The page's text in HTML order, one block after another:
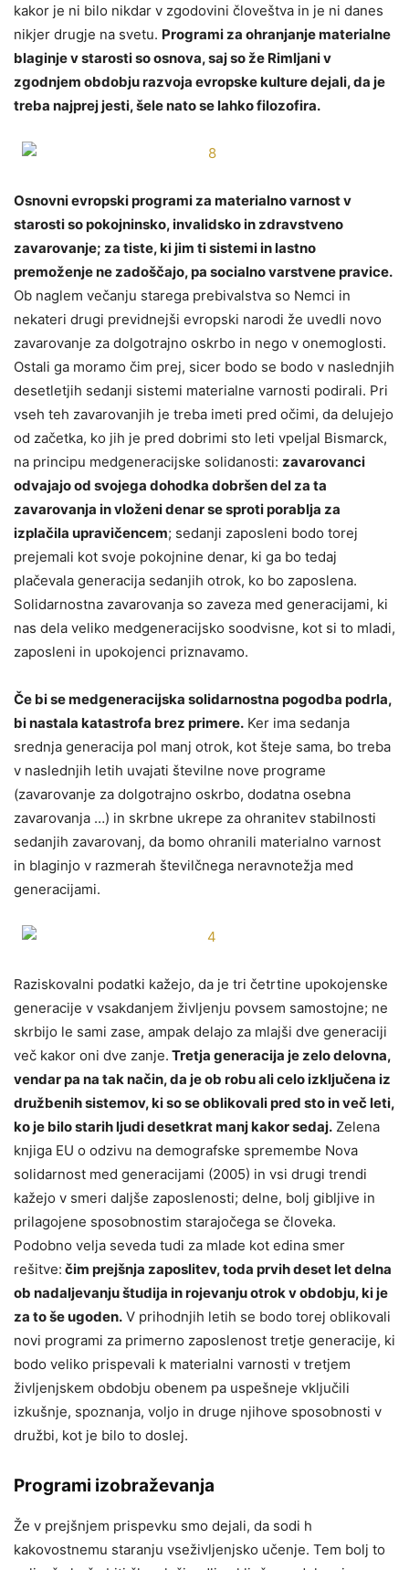
kakor je ni bilo nikdar v zgodovini človeštva in je ni danes
nikjer drugje na svetu. Programi za ohranjanje materialne
blaginje v starosti so osnova, saj so že Rimljani v
zgodnjem obdobju razvoja evropske kulture dejali, da je
treba najprej jesti, šele nato se lahko filozofira.
Osnovni evropski programi za materialno varnost v
starosti so pokojninsko, invalidsko in zdravstveno
zavarovanje; za tiste, ki jim ti sistemi in lastno
premoženje ne zadoščajo, pa socialno varstvene pravice.
Ob naglem večanju starega prebivalstva so Nemci in
nekateri drugi previdnejši evropski narodi že uvedli novo
zavarovanje za dolgotrajno oskrbo in nego v onemoglosti.
Ostali ga moramo čim prej, sicer bodo se bodo v naslednjih
desetletjih sedanji sistemi materialne varnosti podirali. Pri
vseh teh zavarovanjih je treba imeti pred očimi, da delujejo
od začetka, ko jih je pred dobrimi sto leti vpeljal Bismarck,
na principu medgeneracijske solidanosti: zavarovanci
odvajajo od svojega dohodka dobršen del za ta
zavarovanja in vloženi denar se sproti porablja za
izplačila upravičencem; sedanji zaposleni bodo torej
prejemali kot svoje pokojnine denar, ki ga bo tedaj
plačevala generacija sedanjih otrok, ko bo zaposlena.
Solidarnostna zavarovanja so zaveza med generacijami, ki
nas dela veliko medgeneracijsko soodvisne, kot si to mladi,
zaposleni in upokojenci priznavamo.
Če bi se medgeneracijska solidarnostna pogodba podrla,
bi nastala katastrofa brez primere. Ker ima sedanja
srednja generacija pol manj otrok, kot šteje sama, bo treba
v naslednjih letih uvajati številne nove programe
(zavarovanje za dolgotrajno oskrbo, dodatna osebna
zavarovanja …) in skrbne ukrepe za ohranitev stabilnosti
sedanjih zavarovanj, da bomo ohranili materialno varnost
in blaginjo v razmerah številčnega neravnotežja med
generacijami.
Raziskovalni podatki kažejo, da je tri četrtine upokojenske
generacije v vsakdanjem življenju povsem samostojne; ne
skrbijo le sami zase, ampak delajo za mlajši dve generaciji
več kakor oni dve zanje. Tretja generacija je zelo delovna,
vendar pa na tak način, da je ob robu ali celo izključena iz
družbenih sistemov, ki so se oblikovali pred sto in več leti,
ko je bilo starih ljudi desetkrat manj kakor sedaj. Zelena
knjiga EU o odzivu na demografske spremembe Nova
solidarnost med generacijami (2005) in vsi drugi trendi
kažejo v smeri daljše zaposlenosti; delne, bolj gibljive in
prilagojene sposobnostim starajočega se človeka.
Podobno velja seveda tudi za mlade kot edina smer
rešitve: čim prejšnja zaposlitev, toda prvih deset let delna
ob nadaljevanju študija in rojevanju otrok v obdobju, ki je
za to še ugoden. V prihodnjih letih se bodo torej oblikovali
novi programi za primerno zaposlenost tretje generacije, ki
bodo veliko prispevali k materialni varnosti v tretjem
življenjskem obdobju obenem pa uspešneje vključili
izkušnje, spoznanja, voljo in druge njihove sposobnosti v
družbi, kot je bilo to doslej.
Programi izobraževanja
Že v prejšnjem prispevku smo dejali, da sodi h
kakovostnemu staranju vseživljenjsko učenje. Tem bolj to